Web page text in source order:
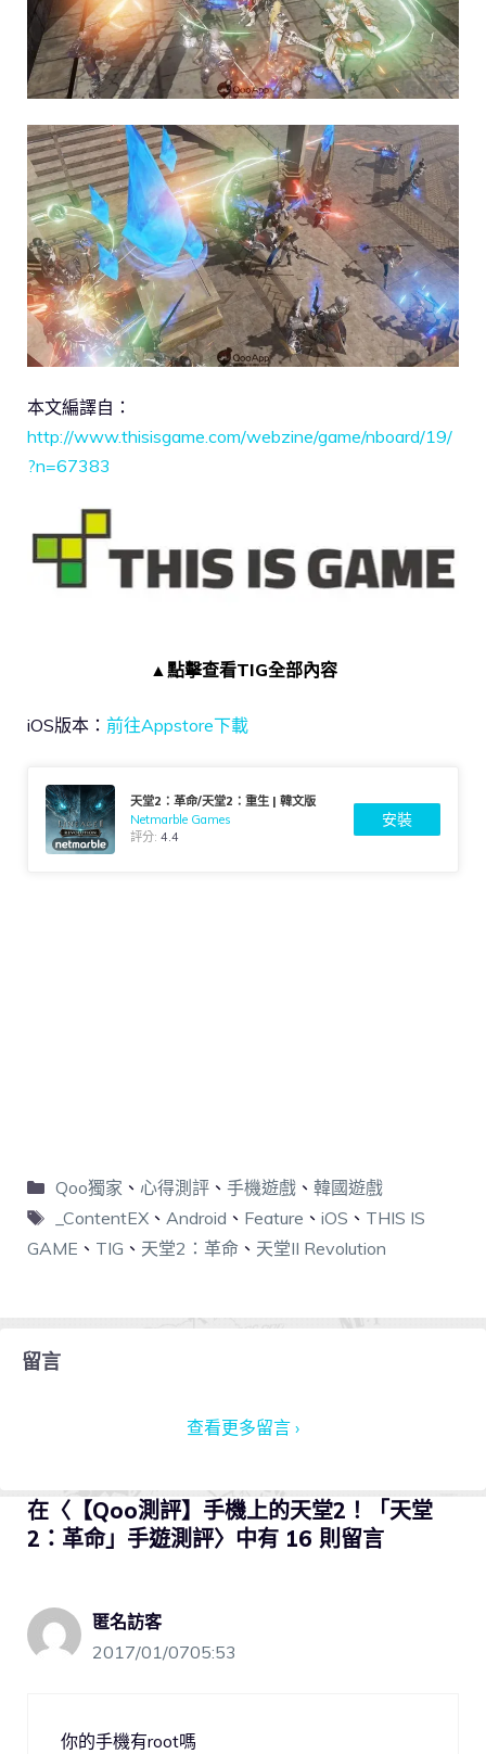
本文編譯自：
http://www.thisisgame.com/webzine/game/nboard/19/
?n=67383
▲點擊查看TIG全部內容
iOS版本： 前往Appstore下載
天堂2：革命/天堂2：重生 | 韓文版
Netmarble Games
評分:4.4
安裝
Qoo獨家 、 心得測評、 手機遊戲、 韓國遊戲
_ContentEX、 Android 、 Feature 、 iOS 、 THIS IS
GAME 、 TIG 、 天堂2：革命 、 天堂II Revolution
留言
查看更多留言 ›
在〈【Qoo測評】手機上的天堂2！「天堂
2：革命」手遊測評〉中有 16 則留言
匿名訪客
2017/01/0705:53
你的手機有root嗎